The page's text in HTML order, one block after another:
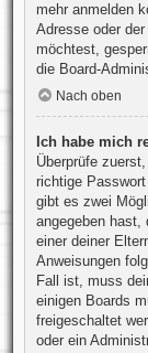
mehr anmelden
Adresse oder
möchtest,
die Board-
Nach oben
Ich habe mich
Überprüfe
richtige
gibt es zwei
angegeben hast,
einer deiner
Anweisungen
Fall ist, muss
einigen Boards
freigeschaltet
oder ein